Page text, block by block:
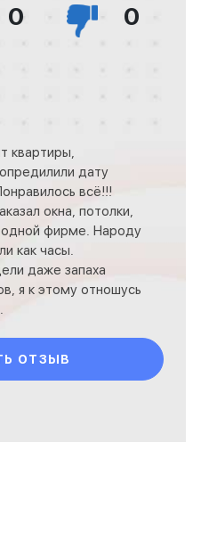
0 0
квартиры,
дату
всё!!!
окна, потолки,
фирме. Народу
как часы.
даже запаха
я к этому отношусь
ОТЗЫВ